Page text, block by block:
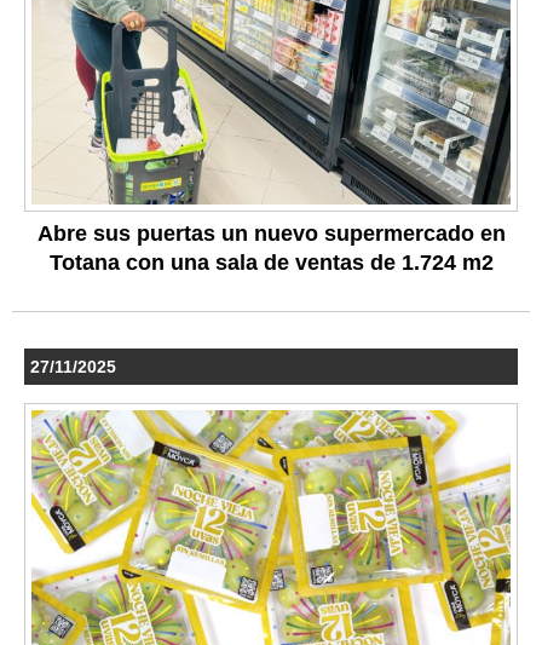
Abre sus puertas un nuevo supermercado en
Totana con una sala de ventas de 1.724 m2
27/11/2025